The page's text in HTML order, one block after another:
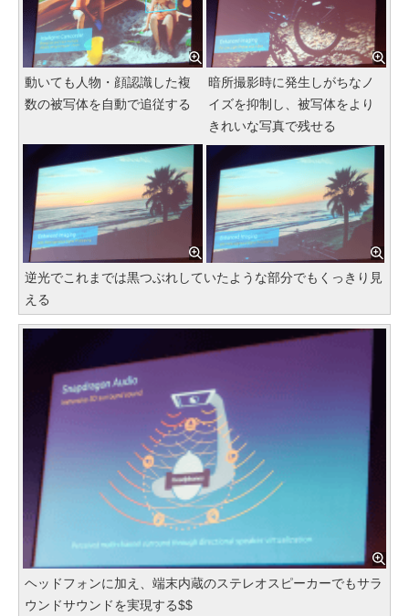
動いても人物・顔認識した複
数の被写体を自動で追従する
暗所撮影時に発生しがちなノ
イズを抑制し、被写体をより
きれいな写真で残せる
逆光でこれまでは黒つぶれしていたような部分でもくっきり見
える
ヘッドフォンに加え、端末内蔵のステレオスピーカーでもサラ
ウンドサウンドを実現する$$